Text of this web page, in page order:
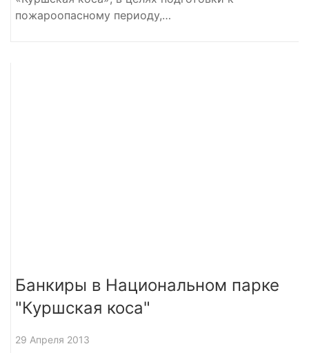
пожароопасному периоду,…
Банкиры в Национальном парке
"Куршская коса"
29 Апреля 2013